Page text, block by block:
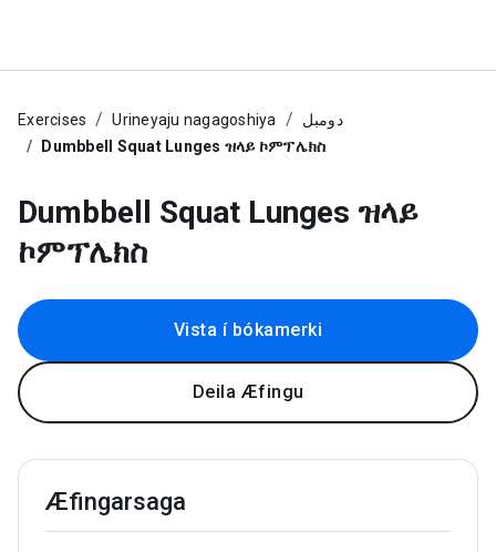
Exercises Urineyaju nagagoshiya
دومبل
Dumbbell Squat Lunges ዝላይ ኮምፕሌክስ
Dumbbell Squat Lunges ዝላይ
ኮምፕሌክስ
Vista í bókamerki
Deila Æfingu
Æfingarsaga